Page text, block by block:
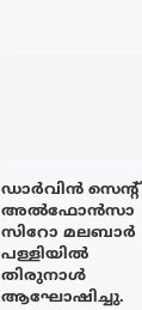
ഡാർവിൻ സെന്റ്
അൽഫോൻസാ
സിറോ മലബാർ
പള്ളിയിൽ
തിരുനാൾ
ആഘോഷിച്ചു.